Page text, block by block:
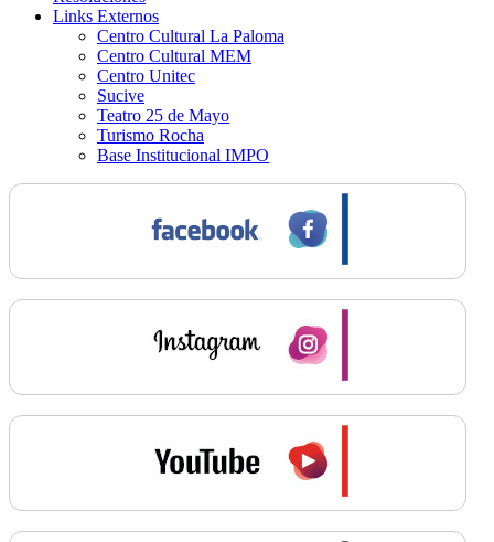
Links Externos
Centro Cultural La Paloma
Centro Cultural MEM
Centro Unitec
Sucive
Teatro 25 de Mayo
Turismo Rocha
Base Institucional IMPO